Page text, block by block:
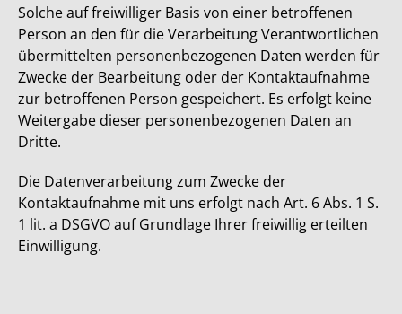
Solche auf freiwilliger Basis von einer betroffenen
Person an den für die Verarbeitung Verantwortlichen
übermittelten personenbezogenen Daten werden für
Zwecke der Bearbeitung oder der Kontaktaufnahme
zur betroffenen Person gespeichert. Es erfolgt keine
Weitergabe dieser personenbezogenen Daten an
Dritte.
Die Datenverarbeitung zum Zwecke der
Kontaktaufnahme mit uns erfolgt nach Art. 6 Abs. 1 S.
1 lit. a DSGVO auf Grundlage Ihrer freiwillig erteilten
Einwilligung.